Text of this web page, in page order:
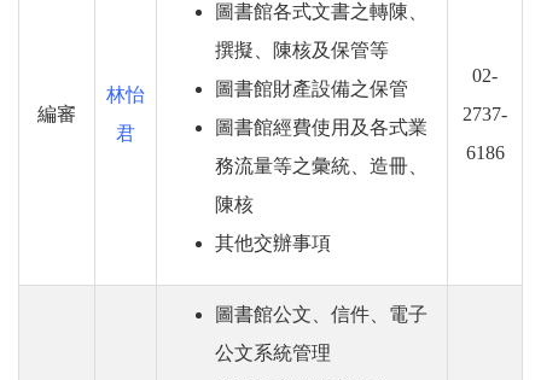
編審
林怡
君
圖書館各式文書之轉陳、
撰擬、陳核及保管等
圖書館財產設備之保管
圖書館經費使用及各式業
務流量等之彙統、造冊、
陳核
其他交辦事項
02-
2737-
6186
圖書館公文、信件、電子
公文系統管理